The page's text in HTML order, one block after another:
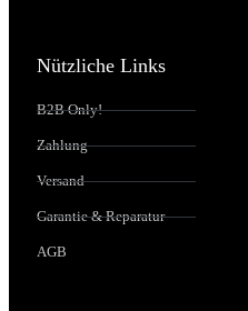
Nützliche Links
B2B Only!
Zahlung
Versand
Garantie & Reparatur
AGB